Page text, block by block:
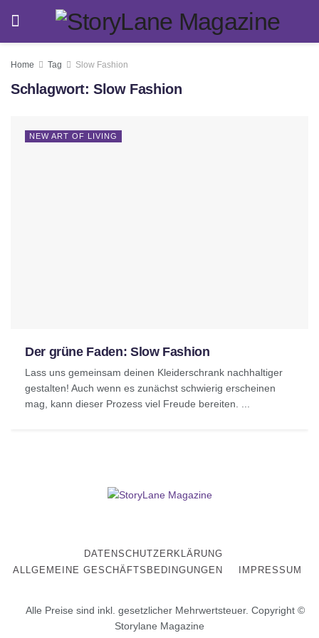
Home Tag Slow Fashion
Schlagwort:Slow Fashion
NEW ART OF LIVING
Der grüne Faden: Slow Fashion
Lass uns gemeinsam deinen Kleiderschrank nachhaltiger
gestalten! Auch wenn es zunächst schwierig erscheinen
mag, kann dieser Prozess viel Freude bereiten. ...
DATENSCHUTZERKLÄRUNG
ALLGEMEINE GESCHÄFTSBEDINGUNGEN
IMPRESSUM
Alle Preise sind inkl. gesetzlicher Mehrwertsteuer. Copyright ©
Storylane Magazine